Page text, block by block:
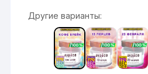
Другие варианты: